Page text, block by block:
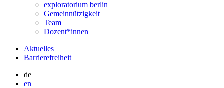
exploratorium berlin
Gemeinnützigkeit
Team
Dozent*innen
Aktuelles
Barrierefreiheit
de
en